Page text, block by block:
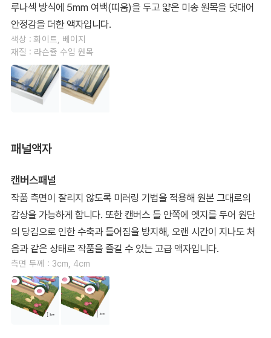
루나섹 방식에 5mm 여백(띠움)을 두고 얇은 미송 원목을 덧대어
안정감을 더한 액자입니다.
색상 : 화이트, 베이지
재질 : 라슨쥴 수입 원목
패널액자
캔버스패널
작품 측면이 잘리지 않도록 미러링 기법을 적용해 원본 그대로의
감상을 가능하게 합니다. 또한 캔버스 틀 안쪽에 엣지를 두어 원단
의 당김으로 인한 수축과 틀어짐을 방지해, 오랜 시간이 지나도 처
음과 같은 상태로 작품을 즐길 수 있는 고급 액자입니다.
측면 두께 : 3cm, 4cm